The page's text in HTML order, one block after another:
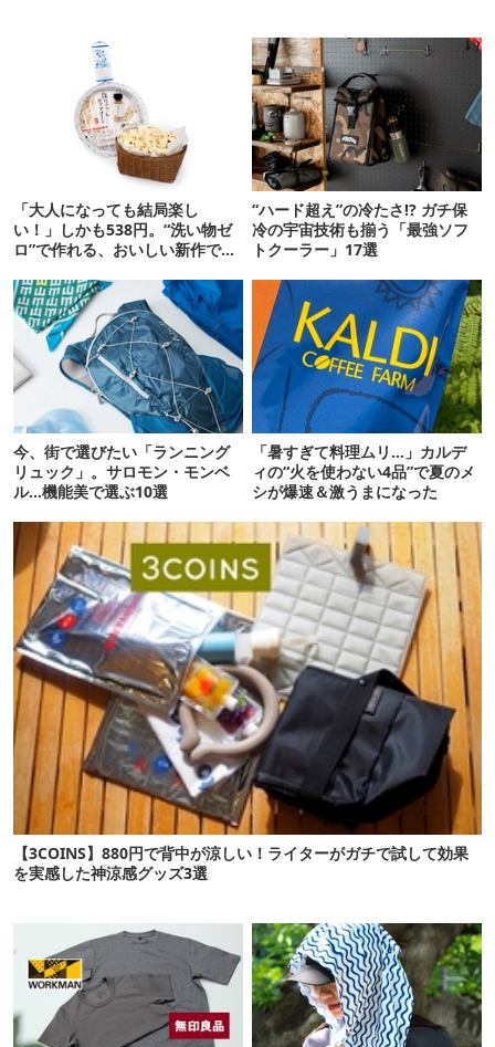
「大人になっても結局楽し
い！」しかも538円。“洗い物ゼ
ロ”で作れる、おいしい新作です
“ハード超え”の冷たさ!? ガチ保
冷の宇宙技術も揃う「最強ソフ
トクーラー」17選
今、街で選びたい「ランニング
リュック」。サロモン・モンベ
ル…機能美で選ぶ10選
「暑すぎて料理ムリ…」カルデ
ィの“火を使わない4品”で夏のメ
シが爆速＆激うまになった
【3COINS】880円で背中が涼しい！ライターがガチで試して効果
を実感した神涼感グッズ3選